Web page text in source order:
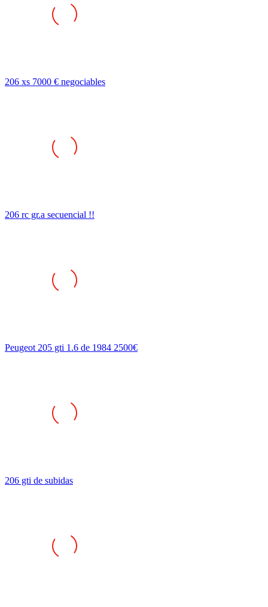
206 xs 7000 € negociables
206 rc gr.a secuencial !!
Peugeot 205 gti 1.6 de 1984 2500€
206 gti de subidas